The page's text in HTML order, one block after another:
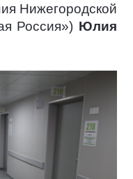
Нижегородской
Россия») Юлия